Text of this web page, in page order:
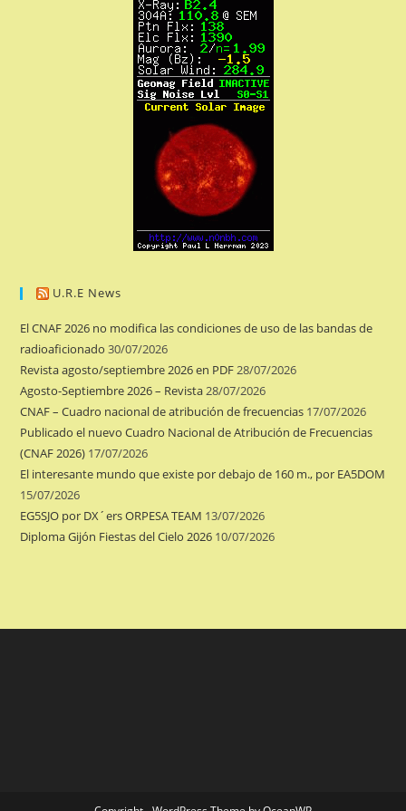
U.R.E News
El CNAF 2026 no modifica las condiciones de uso de las bandas de
radioaficionado 30/07/2026
Revista agosto/septiembre 2026 en PDF28/07/2026
Agosto-Septiembre 2026 – Revista28/07/2026
CNAF – Cuadro nacional de atribución de frecuencias 17/07/2026
Publicado el nuevo Cuadro Nacional de Atribución de Frecuencias
(CNAF 2026) 17/07/2026
El interesante mundo que existe por debajo de 160 m., por EA5DOM
15/07/2026
EG5SJO por DX´ers ORPESA TEAM 13/07/2026
Diploma Gijón Fiestas del Cielo 2026 10/07/2026